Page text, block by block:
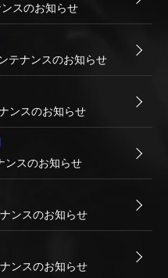
スのお知らせ
テナンスのお知らせ
ンスのお知らせ
スのお知らせ
ンスのお知らせ
ンスのお知らせ